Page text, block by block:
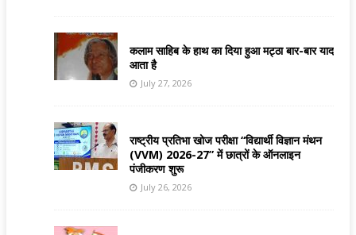
कलाम साहिब के हाथ का दिया हुआ मट्ठा बार-बार याद
आता है
July 27, 2026
राष्ट्रीय प्रतिभा खोज परीक्षा “विद्यार्थी विज्ञान मंथन
(VVM) 2026-27” में छात्रों के ऑनलाइन
पंजीकरण शुरू
July 26, 2026